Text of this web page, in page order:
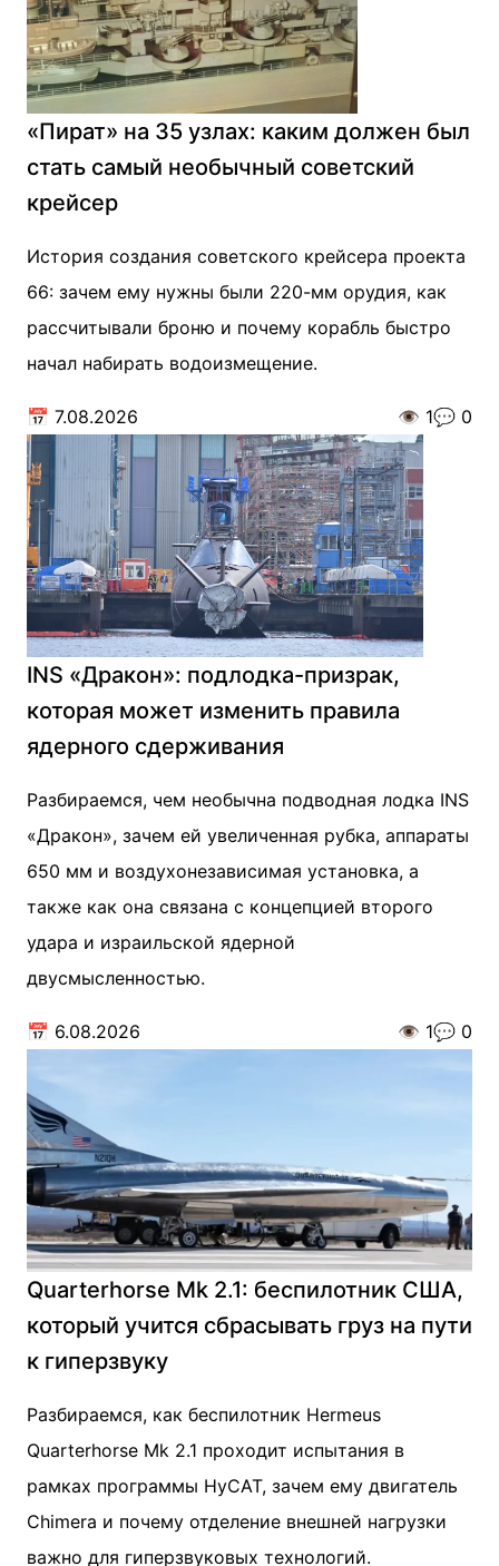
«Пират» на 35 узлах: каким должен был
стать самый необычный советский
крейсер
История создания советского крейсера проекта
66: зачем ему нужны были 220-мм орудия, как
рассчитывали броню и почему корабль быстро
начал набирать водоизмещение.
📅 7.08.2026 👁️ 1💬 0
INS «Дракон»: подлодка-призрак,
которая может изменить правила
ядерного сдерживания
Разбираемся, чем необычна подводная лодка INS
«Дракон», зачем ей увеличенная рубка, аппараты
650 мм и воздухонезависимая установка, а
также как она связана с концепцией второго
удара и израильской ядерной
двусмысленностью.
📅 6.08.2026 👁️ 1💬 0
Quarterhorse Mk 2.1: беспилотник США,
который учится сбрасывать груз на пути
к гиперзвуку
Разбираемся, как беспилотник Hermeus
Quarterhorse Mk 2.1 проходит испытания в
рамках программы HyCAT, зачем ему двигатель
Chimera и почему отделение внешней нагрузки
важно для гиперзвуковых технологий.